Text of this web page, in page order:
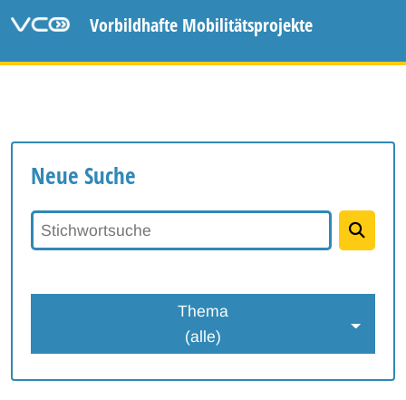
Vorbildhafte Mobilitätsprojekte
Neue Suche
Stichwortsuche
Thema
(alle)